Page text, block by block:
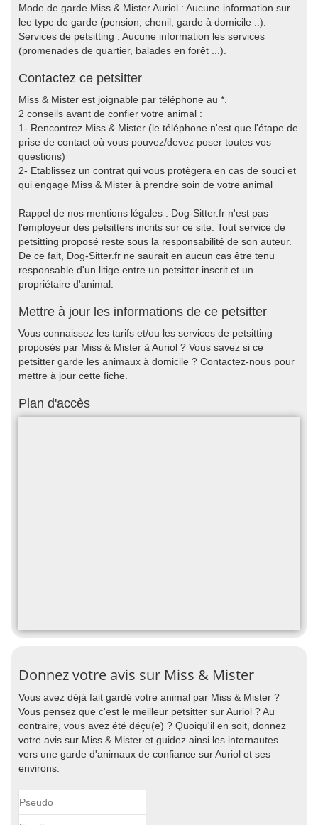
Mode de garde Miss & Mister Auriol : Aucune information sur
lee type de garde (pension, chenil, garde à domicile ..).
Services de petsitting : Aucune information les services
(promenades de quartier, balades en forêt ...).
Contactez ce petsitter
Miss & Mister est joignable par téléphone au *.
2 conseils avant de confier votre animal :
1- Rencontrez Miss & Mister (le téléphone n'est que l'étape de
prise de contact où vous pouvez/devez poser toutes vos
questions)
2- Etablissez un contrat qui vous protègera en cas de souci et
qui engage Miss & Mister à prendre soin de votre animal
Rappel de nos mentions légales : Dog-Sitter.fr n'est pas
l'employeur des petsitters incrits sur ce site. Tout service de
petsitting proposé reste sous la responsabilité de son auteur.
De ce fait, Dog-Sitter.fr ne saurait en aucun cas être tenu
responsable d'un litige entre un petsitter inscrit et un
propriétaire d'animal.
Mettre à jour les informations de ce petsitter
Vous connaissez les tarifs et/ou les services de petsitting
proposés par Miss & Mister à Auriol ? Vous savez si ce
petsitter garde les animaux à domicile ? Contactez-nous pour
mettre à jour cette fiche.
Plan d'accès
Donnez votre avis sur Miss & Mister
Vous avez déjà fait gardé votre animal par Miss & Mister ?
Vous pensez que c'est le meilleur petsitter sur Auriol ? Au
contraire, vous avez été déçu(e) ? Quoiqu'il en soit, donnez
votre avis sur Miss & Mister et guidez ainsi les internautes
vers une garde d'animaux de confiance sur Auriol et ses
environs.